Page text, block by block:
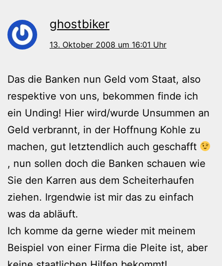
ghostbiker
13. Oktober 2008 um 16:01 Uhr
Das die Banken nun Geld vom Staat, also
respektive von uns, bekommen finde ich
ein Unding! Hier wird/wurde Unsummen an
Geld verbrannt, in der Hoffnung Kohle zu
machen, gut letztendlich auch geschafft
, nun sollen doch die Banken schauen wie
Sie den Karren aus dem Scheiterhaufen
ziehen. Irgendwie ist mir das zu einfach
was da abläuft.
Ich komme da gerne wieder mit meinem
Beispiel von einer Firma die Pleite ist, aber